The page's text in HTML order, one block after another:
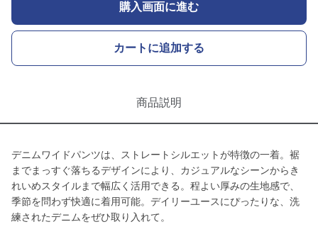
購入画面に進む
カートに追加する
商品説明
デニムワイドパンツは、ストレートシルエットが特徴の一着。裾
までまっすぐ落ちるデザインにより、カジュアルなシーンからき
れいめスタイルまで幅広く活用できる。程よい厚みの生地感で、
季節を問わず快適に着用可能。デイリーユースにぴったりな、洗
練されたデニムをぜひ取り入れて。